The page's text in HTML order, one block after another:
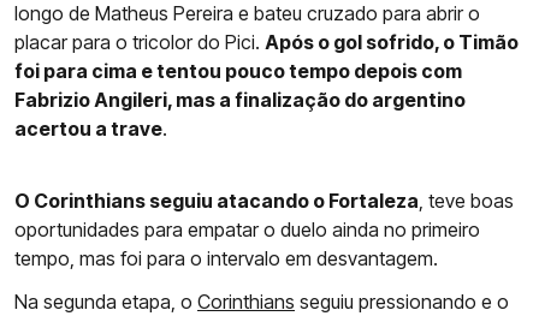
longo de Matheus Pereira e bateu cruzado para abrir o
placar para o tricolor do Pici. Após o gol sofrido, o Timão
foi para cima e tentou pouco tempo depois com
Fabrizio Angileri, mas a finalização do argentino
acertou a trave.
O Corinthians seguiu atacando o Fortaleza, teve boas
oportunidades para empatar o duelo ainda no primeiro
tempo, mas foi para o intervalo em desvantagem.
Na segunda etapa, o Corinthians seguiu pressionando e o